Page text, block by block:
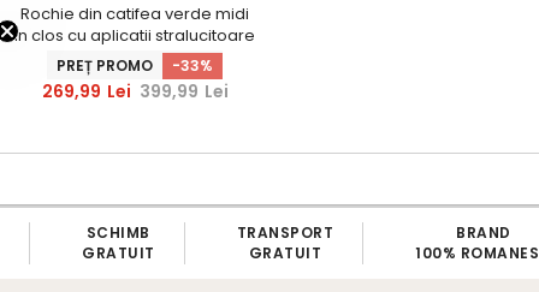
Rochie din catifea verde midi
in clos cu aplicatii stralucitoare
laterale- StarShinerS
PREȚ PROMO -33%
269,99 Lei 399,99 Lei
SCHIMB
GRATUIT
TRANSPORT
GRATUIT
BRAND
100%
%